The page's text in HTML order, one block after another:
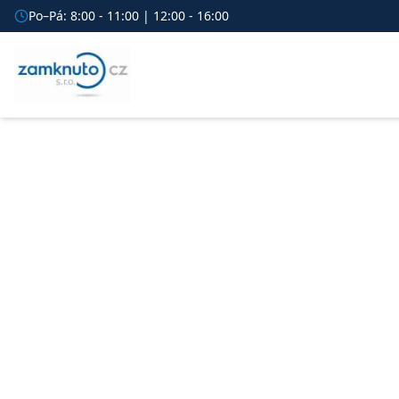
Po–Pá: 8:00 - 11:00 | 12:00 - 16:00